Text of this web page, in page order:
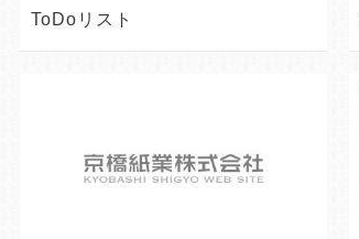
ToDoリスト